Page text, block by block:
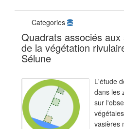
Categories
Quadrats associés
de la végétation
Sélune
L'étude
dans les
sur
vasières